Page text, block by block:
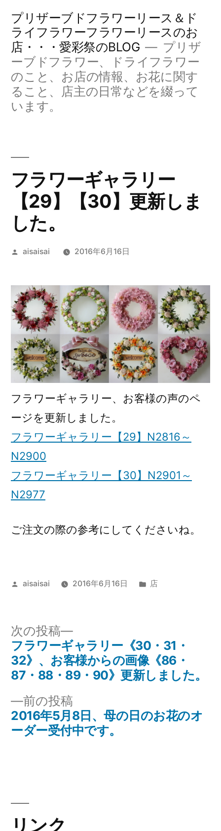
プリザーブドフラワーリース＆ド
ライフラワーフラワーリースのお
店・・・愛彩祭のBLOG
プリザ
ーブドフラワー、ドライフラワー
のこと、お店の情報、お花に関す
ること、店主の日常などを綴って
います。
フラワーギャラリー
【29】【30】更新しま
した。
投
aisaisai 2016年6月16日
フラワーギャラリー、お客様の声のペ
ージを更新しました。
フラワーギャラリー【29】N2816～
N2900
フラワーギャラリー【30】N2901～
N2977
ご注文の際の参考にしてくださいね。
投
aisaisai 2016年6月16日
カ
店
投
稿
ナ
ビ
ョ
前の投稿
の
投
2016年5月8日、母の日のお花のオ
ーダー受付中です。
次の投稿
次
の
投
稿:
フラワーギャラリー《30・31・
32》、お客様からの画像《86・
87・88・89・90》更新しました。
リンク